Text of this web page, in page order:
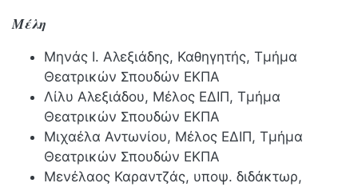
Μέλη
Μηνάς Ι. Αλεξιάδης, Καθηγητής, Τμήμα
Θεατρικών Σπουδών ΕΚΠΑ
Λίλυ Αλεξιάδου, Μέλος ΕΔΙΠ, Τμήμα
Θεατρικών Σπουδών ΕΚΠΑ
Μιχαέλα Αντωνίου, Μέλος ΕΔΙΠ, Τμήμα
Θεατρικών Σπουδών ΕΚΠΑ
Μενέλαος Καραντζάς, υποψ. διδάκτωρ,